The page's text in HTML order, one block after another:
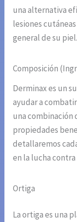
una alternativa
lesiones
general de su piel.
Composición
Derminax es un
ayudar a
una combinación
propiedades
detallaremos
en la lucha
Ortiga
La ortiga es una